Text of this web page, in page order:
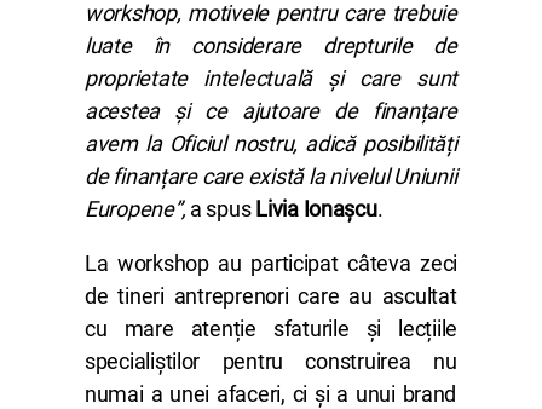
workshop, motivele pentru care trebuie
luate în considerare drepturile de
proprietate intelectuală și care sunt
acestea și ce ajutoare de finanțare
avem la Oficiul nostru, adică posibilități
de finanțare care există la nivelul Uniunii
Europene”, a spusLivia Ionașcu.
La workshop au participat câteva zeci
de tineri antreprenori care au ascultat
cu mare atenție sfaturile și lecțiile
specialiștilor pentru construirea nu
numai a unei afaceri, ci și a unui brand